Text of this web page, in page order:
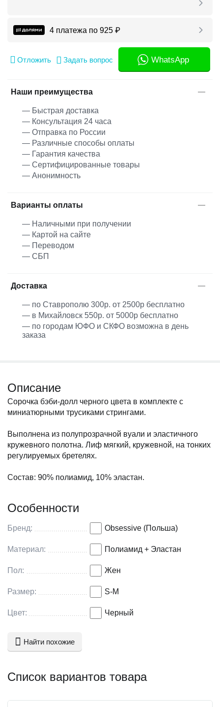
4 платежа по 925 ₽
Отложить Задать вопрос WhatsApp
Наши преимущества
— Быстрая доставка
— Консультация 24 часа
— Отправка по России
— Различные способы оплаты
— Гарантия качества
— Сертифицированные товары
— Анонимность
Варианты оплаты
— Наличными при получении
— Картой на сайте
— Переводом
— СБП
Доставка
— по Ставрополю 300р. от 2500р бесплатно
— в Михайловск 550р. от 5000р бесплатно
— по городам ЮФО и СКФО возможна в день
заказа
Описание
Сорочка бэби-долл черного цвета в комплекте с
миниатюрными трусиками стрингами.
Выполнена из полупрозрачной вуали и эластичного
кружевного полотна. Лиф мягкий, кружевной, на тонких
регулируемых бретелях.
Состав: 90% полиамид, 10% эластан.
Особенности
Бренд: Obsessive (Польша)
Материал: Полиамид + Эластан
Пол: Жен
Размер: S-M
Цвет: Черный
Найти похожие
Список вариантов товара